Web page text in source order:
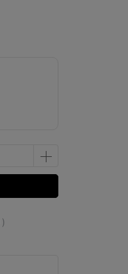
)